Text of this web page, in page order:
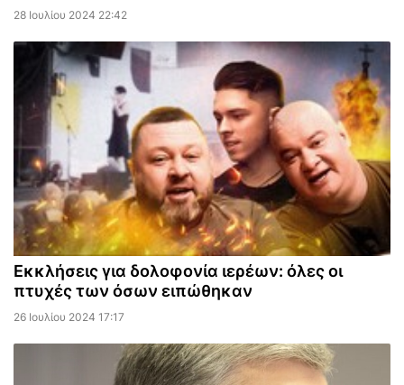
28 Ιουλίου 2024 22:42
Εκκλήσεις για δολοφονία ιερέων: όλες οι
πτυχές των όσων ειπώθηκαν
26 Ιουλίου 2024 17:17